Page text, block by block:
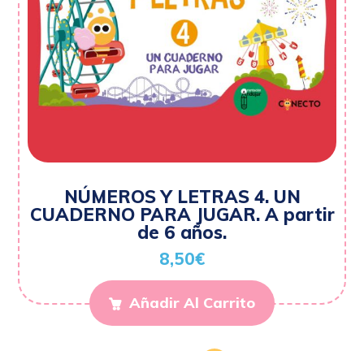
NÚMEROS Y LETRAS 4. UN
CUADERNO PARA JUGAR. A partir
de 6 años.
8,50€
Añadir Al Carrito